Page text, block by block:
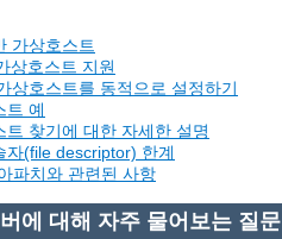
가상호스트
상호스트 지원
상호스트를 동적으로 설정하기
트 예
트 찾기에 대한 자세한 설명
자(file descriptor) 한계
파치와 관련된 사항
에 대해 자주 물어보는 질문